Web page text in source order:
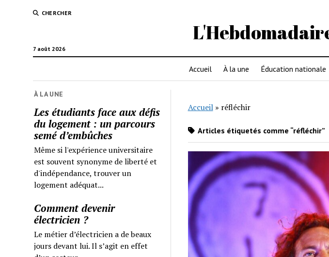
CHERCHER
7 août 2026
Accueil À la une Éducation nationale
À LA UNE
Les étudiants face aux défis
du logement : un parcours
semé d’embûches
Même si l'expérience universitaire
est souvent synonyme de liberté et
d'indépendance, trouver un
logement adéquat...
Comment devenir
électricien ?
Le métier d’électricien a de beaux
jours devant lui. Il s’agit en effet
Accueil» réfléchir
Articles étiquetés comme “réfléchir”